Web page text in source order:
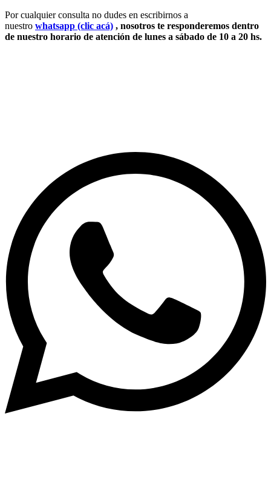
Por cualquier consulta no dudes en escribirnos a
nuestro whatsapp (clic acá) , nosotros te responderemos dentro
de nuestro horario de atención de lunes a sábado de 10 a 20 hs.